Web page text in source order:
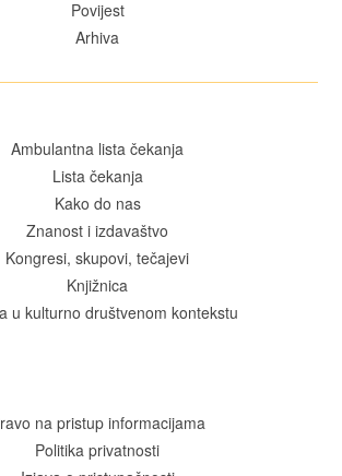
Povijest
Arhiva
Ambulantna lista čekanja
Lista čekanja
Kako do nas
Znanost i izdavaštvo
Kongresi, skupovi, tečajevi
Knjižnica
u kulturno društvenom kontekstu
na pristup informacijama
Politika privatnosti